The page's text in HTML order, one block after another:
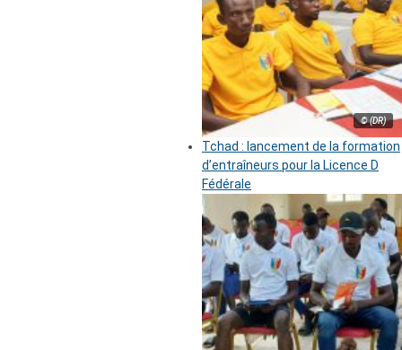
© (DR)
Tchad : lancement de la formation
d’entraîneurs pour la Licence D
Fédérale